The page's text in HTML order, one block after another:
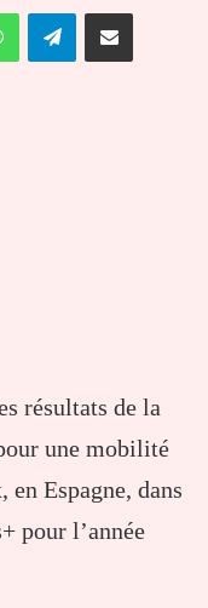
WhatsAppTelegramPartager par email
résultats de la
une mobilité
en Espagne, dans
pour l’année